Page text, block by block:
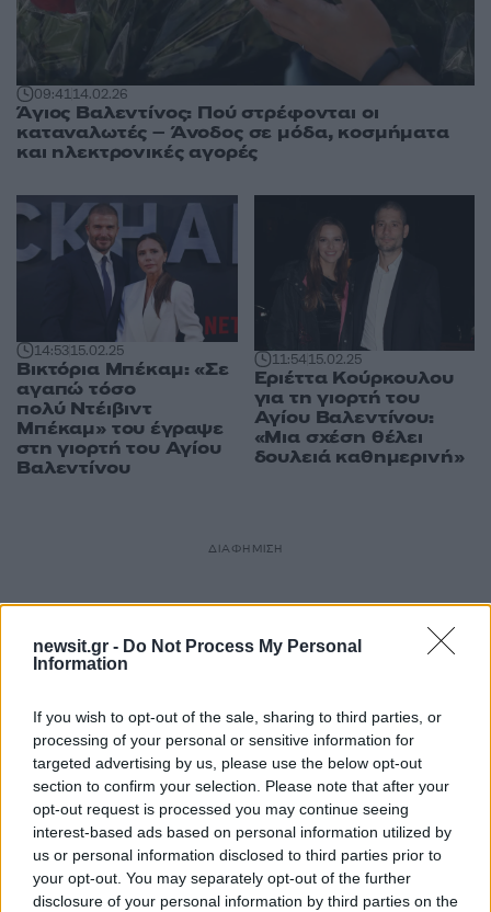
newsit.gr - Do Not Process My Personal
Information
If you wish to opt-out of the sale, sharing to third parties, or
processing of your personal or sensitive information for
targeted advertising by us, please use the below opt-out
section to confirm your selection. Please note that after your
opt-out request is processed you may continue seeing
interest-based ads based on personal information utilized by
us or personal information disclosed to third parties prior to
your opt-out. You may separately opt-out of the further
disclosure of your personal information by third parties on the
09:4114.02.26
Άγιος Βαλεντίνος: Πού στρέφονται οι
καταναλωτές – Άνοδος σε μόδα, κοσμήματα
και ηλεκτρονικές αγορές
14:5315.02.25
Βικτόρια Μπέκαμ: «Σε
αγαπώ τόσο
πολύ Ντέιβιντ
Μπέκαμ» του έγραψε
στη γιορτή του Αγίου
Βαλεντίνου
11:5415.02.25
Εριέττα Κούρκουλου
για τη γιορτή του
Αγίου Βαλεντίνου:
«Μια σχέση θέλει
δουλειά καθημερινή»
ΔΙΑΦΗΜΙΣΗ